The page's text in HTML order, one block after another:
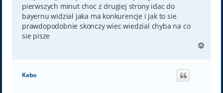
pierwszych minut choc z drugiej strony idac do
bayernu widzial jaka ma konkurencje i jak to sie
prawdopodobnie skonczy wiec wiedzial chyba na co
sie pisze
g
Kebo